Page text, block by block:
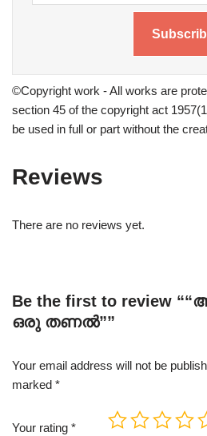
©Copyright work - All works are
section 45 of the copyright act
be used in full or part without the
Reviews
There are no reviews yet.
Be the first to review
ഒരു തണൽ””
Your email address will not be
marked *
Your rating *